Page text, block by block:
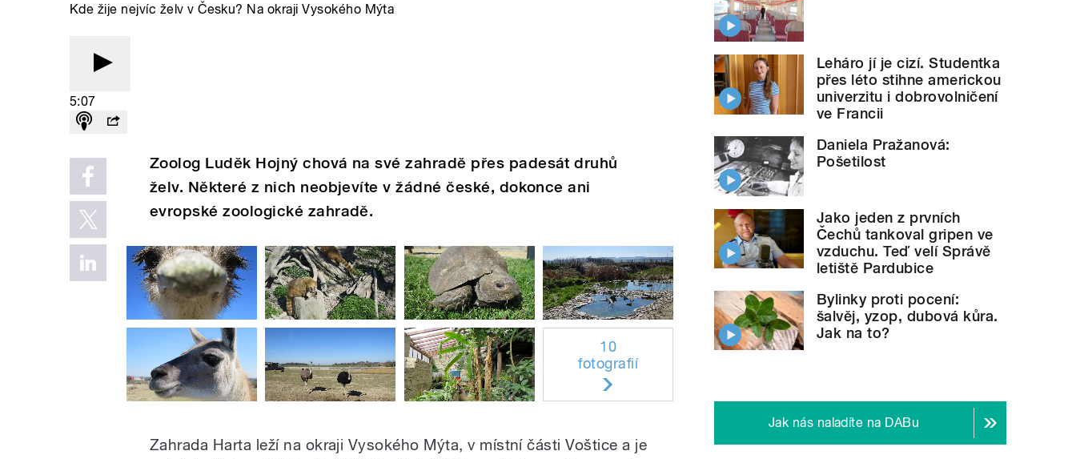
Kde žije nejvíc želv v Česku? Na okraji Vysokého Mýta
5:07
Zoolog Luděk Hojný chová na své zahradě přes padesát druhů
želv. Některé z nich neobjevíte v žádné české, dokonce ani
evropské zoologické zahradě.
10
fotografií
Zahrada Harta leží na okraji Vysokého Mýta, v místní části Voštice a je
Leháro jí je cizí. Studentka
přes léto stihne americkou
univerzitu i dobrovolničení
ve Francii
Daniela Pražanová:
Pošetilost
Jako jeden z prvních
Čechů tankoval gripen ve
vzduchu. Teď velí Správě
letiště Pardubice
Bylinky proti pocení:
šalvěj, yzop, dubová kůra.
Jak na to?
Jak nás naladíte na DABu